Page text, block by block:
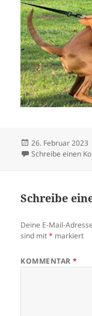
Veröffentlicht
am
26. Februar 2023
Schreibe einen
Schreibe
Deine E-Mail-
sind mit* markiert
KOMMENTAR*